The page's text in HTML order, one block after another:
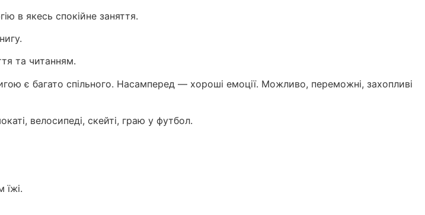
в якесь спокійне заняття.
та читанням.
є багато спільного. Насамперед — хороші емоції. Можливо, переможні, захопливі
велосипеді, скейті, граю у футбол.
їжі.